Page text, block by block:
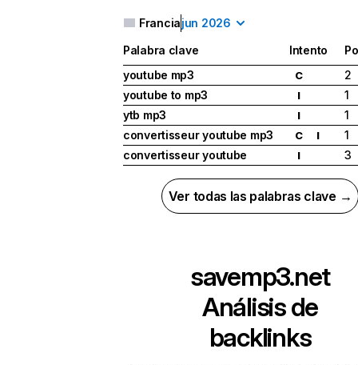
Franciajun 2026
Palabra clave Intento
youtube mp3
C
2
youtube to mp3
I
1
ytb mp3
I
1
convertisseur youtube mp3
C I
1
convertisseur youtube
I 3
Ver todas las palabras clave →
savemp3.net
Análisis de
backlinks